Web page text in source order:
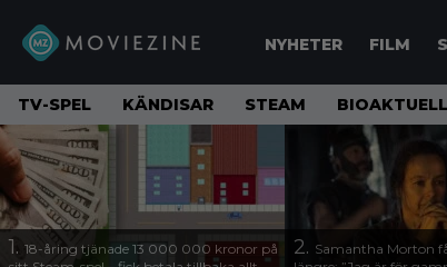
NYHETER FILM
TV-SPEL KÄNDISAR STEAM
1. 18-åring tjänade 13 000 000 kronor på
2. Samantha Morton